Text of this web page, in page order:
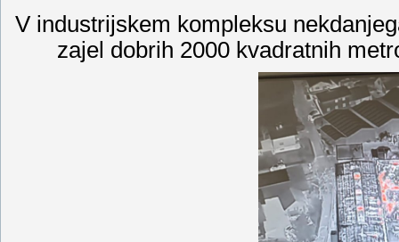
V industrijskem kompleksu
zajel dobrih 2000 kvadratnih